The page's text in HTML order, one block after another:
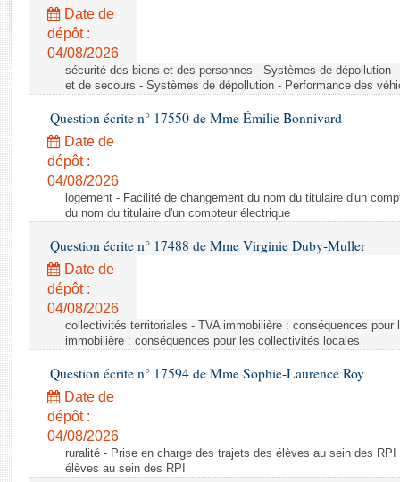
Rapports législatifs
Rapports sur l'application des lois
Baromètre de l’application des lois
Dossiers législatifs
Budget et sécurité sociale
Questions écrites et orales
Comptes rendus des débats
Date de
dépôt :
04/08/2026
sécurité des biens et des personnes - Systèmes de dépollution
et de secours - Systèmes de dépollution - Performance des
Question écrite n° 17550 de Mme Émilie Bonnivard
Date de
dépôt :
04/08/2026
logement - Facilité de changement du nom du titulaire d'un
du nom du titulaire d'un compteur électrique
Question écrite n° 17488 de Mme Virginie Duby-Muller
Date de
dépôt :
04/08/2026
collectivités territoriales - TVA immobilière : conséquences
immobilière : conséquences pour les collectivités locales
Question écrite n° 17594 de Mme Sophie-Laurence Roy
Date de
dépôt :
04/08/2026
ruralité - Prise en charge des trajets des élèves au sein des
élèves au sein des RPI